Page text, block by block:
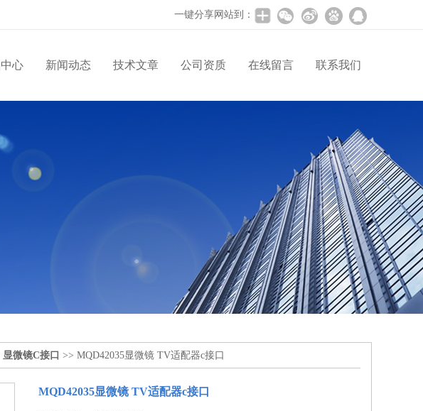
一键分享网站到：
心 新闻动态 技术文章 公司资质 在线留言 联系我们
显微镜C接口 >> MQD42035显微镜 TV适配器c接口
MQD42035显微镜 TV适配器c接口